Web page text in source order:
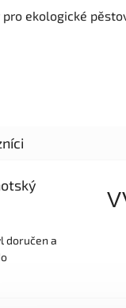
pro ekologické
doručen a